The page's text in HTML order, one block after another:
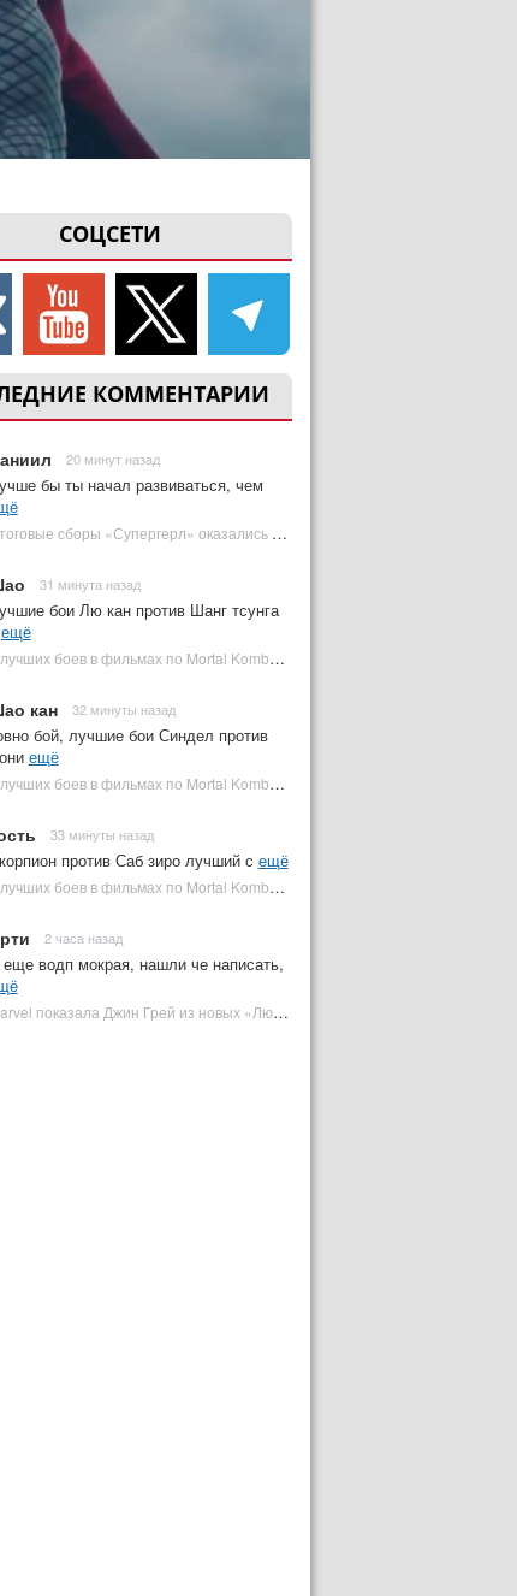
СОЦСЕТИ
КОММЕНТАРИИ
20 минут назад
бы ты начал развиваться, чем
Итоговые сборы «Супергерл» оказались худшими для DC за два десятилетия | Plugged In Ru
31 минута назад
бои Лю кан против Шанг тсунга
ещё
8 лучших боев в фильмах по Mortal Kombat: от «Смертельной битвы» до «Мортал Комбат 2» | Plugged In Ru
кан 32 минуты назад
бой, лучшие бои Синдел против
ещё
8 лучших боев в фильмах по Mortal Kombat: от «Смертельной битвы» до «Мортал Комбат 2» | Plugged In Ru
33 минуты назад
против Саб зиро лучший с ещё
8 лучших боев в фильмах по Mortal Kombat: от «Смертельной битвы» до «Мортал Комбат 2» | Plugged In Ru
2 часа назад
водп мокрая, нашли че написать,
Marvel показала Джин Грей из новых «Людей Икс» | Plugged In Ru